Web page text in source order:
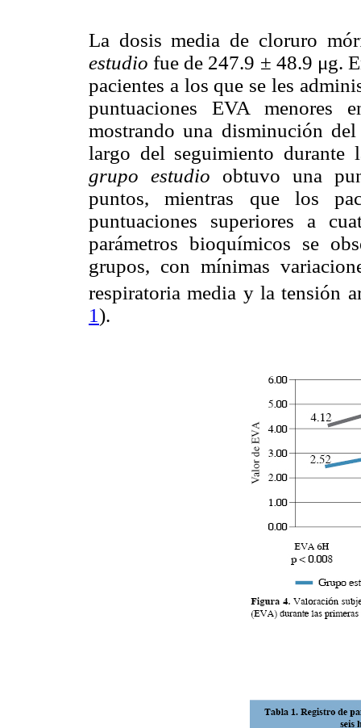
La dosis media de cloruro
estudio fue de 247.9 ± 48.9 μg.
pacientes a los que se les
puntuaciones EVA
mostrando una disminución
largo del seguimiento
grupo estudio obtuvo una
puntos, mientras que los
puntuaciones superiores a
parámetros bioquímicos se
grupos, con mínimas
respiratoria media y la tensión
1).